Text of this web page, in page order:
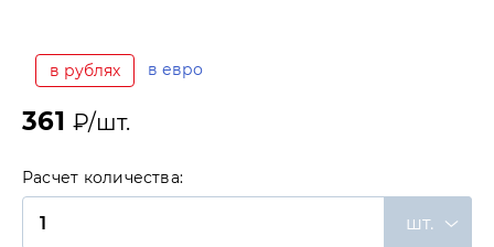
в рублях в евро
361₽/шт.
Расчет количества:
шт.